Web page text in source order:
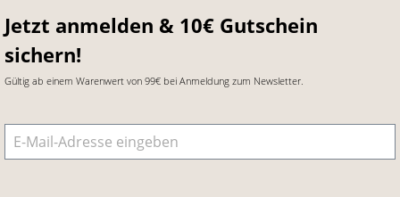
Jetzt anmelden & 10€ Gutschein
sichern!
Gültig ab einem Warenwert von 99€ bei Anmeldung zum Newsletter.
E-Mail-Adresse